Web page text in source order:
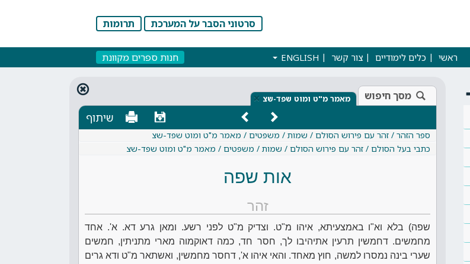
סרטוני הסבר על המערכת תרומות
ראשי כלים לימודיים צור קשר ENGLISH חנות ספרים מקוונת
מסך חיפוש מאמר מ"ט ומוט שפד-שצ ×
שיתוף
ספר הזהר / זהר עם פירוש הסולם / שמות / משפטים / מאמר מ"ט ומוט שפד-שצ
כתבי בעל הסולם / זהר עם פירוש הסולם / שמות / משפטים / מאמר מ"ט ומוט שפד-שצ
אות שפה
זהר
שפה) בלא וא"ו באמצעיתא, איהו מ"ט. וצדיק מ"ט לפני רשע. ומאן גרע דא. א'. אחד
מחמשים. דחמשין תרעין אתיהיבו לך, חסר חד, כמה דאוקמוה מארי מתניתין, חמשים
שערי בינה נמסרו למשה, חוץ מאחד. והאי איהו א', דחסר מחמשין, ואשתאר מ"ט ודא גרים